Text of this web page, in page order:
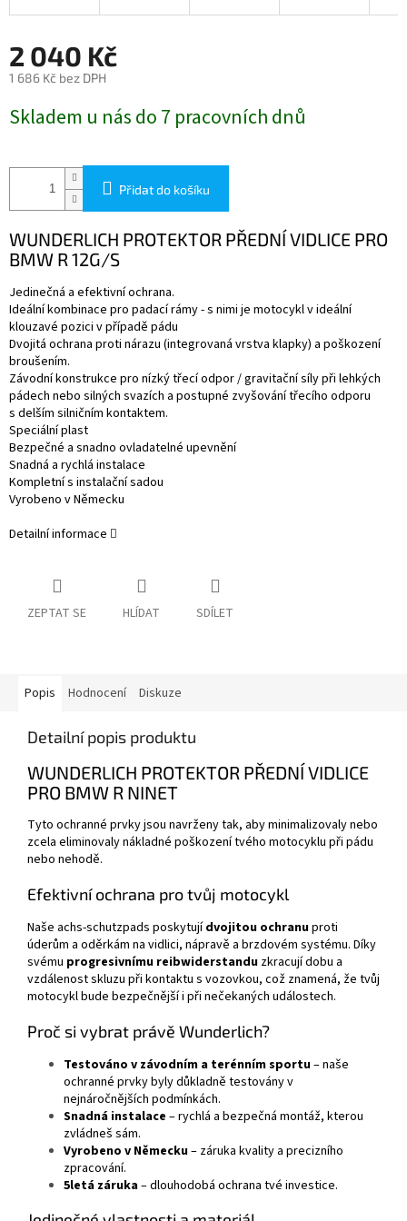
2 040 Kč
1 686 Kč bez DPH
cena:
Skladem u nás do 7 pracovních dnů
Přidat do košíku
WUNDERLICH PROTEKTOR PŘEDNÍ VIDLICE PRO
BMW R 12G/S
Jedinečná a efektivní ochrana.
Ideální kombinace pro padací rámy - s nimi je motocykl v ideální
klouzavé pozici v případě pádu
Dvojitá ochrana proti nárazu (integrovaná vrstva klapky) a poškození
broušením.
Závodní konstrukce pro nízký třecí odpor / gravitační síly při lehkých
pádech nebo silných svazích a postupné zvyšování třecího odporu
s delším silničním kontaktem.
Speciální plast
Bezpečné a snadno ovladatelné upevnění
Snadná a rychlá instalace
Kompletní s instalační sadou
Vyrobeno v Německu
Detailní informace
ZEPTAT SE HLÍDAT SDÍLET
Popis Hodnocení Diskuze
Detailní popis produktu
WUNDERLICH PROTEKTOR PŘEDNÍ VIDLICE
PRO BMW R NINET
Tyto ochranné prvky jsou navrženy tak, aby minimalizovaly nebo
zcela eliminovaly nákladné poškození tvého motocyklu při pádu
nebo nehodě.
Efektivní ochrana pro tvůj motocykl
Naše achs-schutzpads poskytujídvojitou ochranuproti
úderům a oděrkám na vidlici, nápravě a brzdovém systému. Díky
svému progresivnímu reibwiderstandu zkracují dobu a
vzdálenost skluzu při kontaktu s vozovkou, což znamená, že tvůj
motocykl bude bezpečnější i při nečekaných událostech.
Proč si vybrat právě Wunderlich?
Testováno v závodním a terénním sportu– naše
ochranné prvky byly důkladně testovány v
nejnáročnějších podmínkách.
Snadná instalace – rychlá a bezpečná montáž, kterou
zvládneš sám.
Vyrobeno v Německu– záruka kvality a precizního
zpracování.
5letá záruka– dlouhodobá ochrana tvé investice.